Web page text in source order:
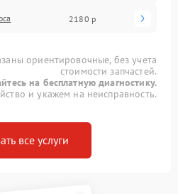
2180 р
ориентировочные, без учета
стоимости запчастей.
на бесплатную диагностику.
и укажем на неисправность.
все услуги